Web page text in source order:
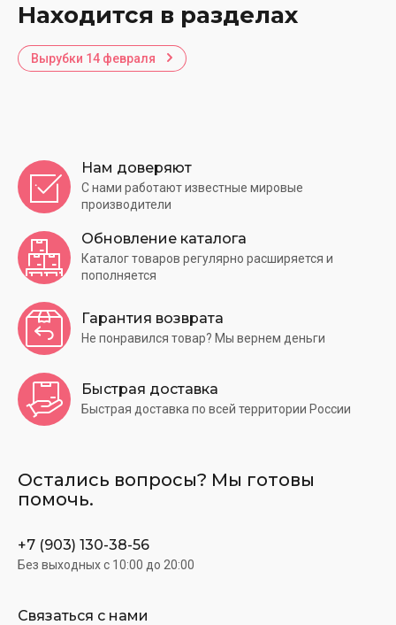
Находится в разделах
Вырубки 14 февраля
Нам доверяют
С нами работают известные мировые
производители
Обновление каталога
Каталог товаров регулярно расширяется и
пополняется
Гарантия возврата
Не понравился товар? Мы вернем деньги
Быстрая доставка
Быстрая доставка по всей территории России
Остались вопросы? Мы готовы
помочь.
+7 (903) 130-38-56
Без выходных c 10:00 до 20:00
Связаться с нами